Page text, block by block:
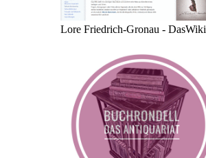
Lore Friedrich-Gronau - DasWiki